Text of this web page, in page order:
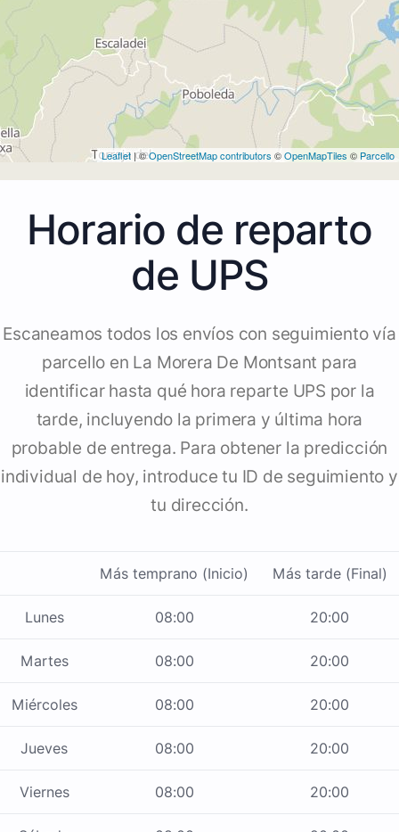
Leaflet | ©OpenStreetMap contributors ©OpenMapTiles © Parcello
Horario de reparto
de UPS
Escaneamos todos los envíos con seguimiento vía
parcello en La Morera De Montsant para
identificar hasta qué hora reparte UPS por la
tarde, incluyendo la primera y última hora
probable de entrega. Para obtener la predicción
individual de hoy, introduce tu ID de seguimiento y
tu dirección.
Más temprano (Inicio) Más tarde (Final)
Lunes 08:00 20:00
Martes 08:00 20:00
Miércoles 08:00 20:00
Jueves 08:00 20:00
Viernes 08:00 20:00